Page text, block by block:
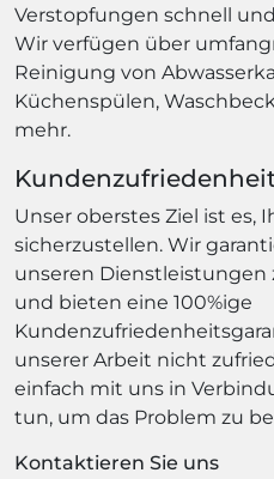
Verstopfungen schnell
Wir verfügen über
Reinigung von
Küchenspülen,
mehr.
Unser oberstes Ziel ist es,
sicherzustellen. Wir
unseren Dienstleistungen
und bieten eine 100%ige
unserer Arbeit nicht
einfach mit uns in
tun, um das Problem zu
Kontaktieren Sie uns